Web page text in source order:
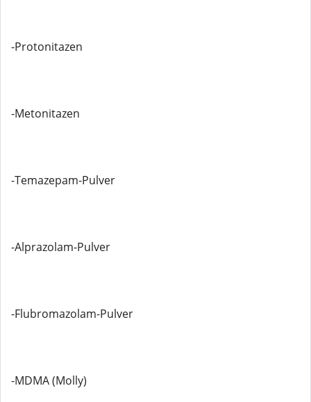
-Protonitazen
-Metonitazen
-Temazepam-Pulver
-Alprazolam-Pulver
-Flubromazolam-Pulver
-MDMA (Molly)